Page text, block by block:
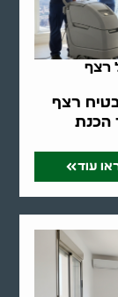
רצף
רצף
הכנת
עוד